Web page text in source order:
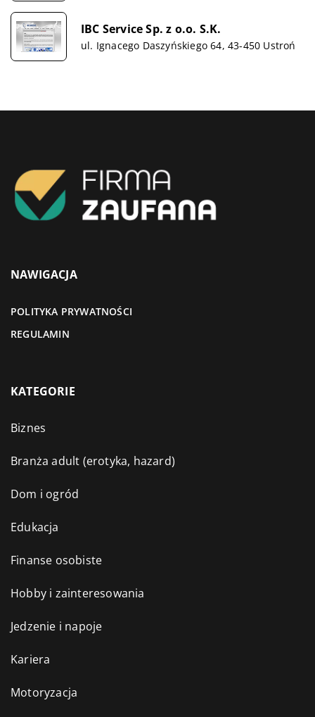
IBC Service Sp. z o.o. S.K.
ul. Ignacego Daszyńskiego 64, 43-450 Ustroń
NAWIGACJA
POLITYKA PRYWATNOŚCI
REGULAMIN
KATEGORIE
Biznes
Branża adult (erotyka, hazard)
Dom i ogród
Edukacja
Finanse osobiste
Hobby i zainteresowania
Jedzenie i napoje
Kariera
Motoryzacja